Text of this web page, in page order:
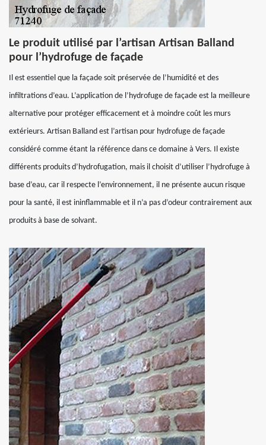
Le produit utilisé par l’artisan Artisan Balland
pour l’hydrofuge de façade
Il est essentiel que la façade soit préservée de l’humidité et des
infiltrations d’eau. L’application de l’hydrofuge de façade est la meilleure
alternative pour protéger efficacement et à moindre coût les murs
extérieurs. Artisan Balland est l’artisan pour hydrofuge de façade
considéré comme étant la référence dans ce domaine à Vers. Il existe
différents produits d’hydrofugation, mais il choisit d’utiliser l’hydrofuge à
base d’eau, car il respecte l’environnement, il ne présente aucun risque
pour la santé, il est ininflammable et il n’a pas d’odeur contrairement aux
produits à base de solvant.